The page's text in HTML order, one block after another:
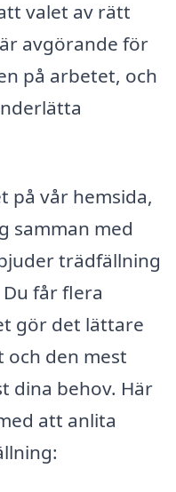
valet av rätt
avgörande för
på arbetet, och
på vår hemsida,
samman med
trädfällning
får flera
gör det lättare
den mest
dina behov. Här
att anlita